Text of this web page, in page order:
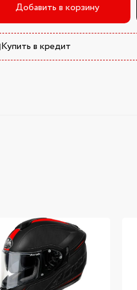
Добавить в корзину
Купить в кредит